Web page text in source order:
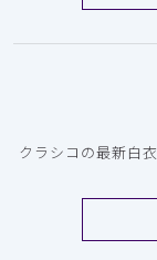
クラシコの最新白